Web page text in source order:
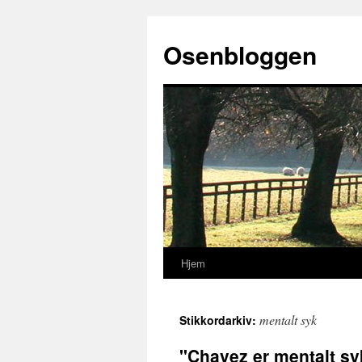
Osenbloggen
Hopp
innhold
Hjem
Stikkordarkiv: mentalt syk
"Chavez er mentalt